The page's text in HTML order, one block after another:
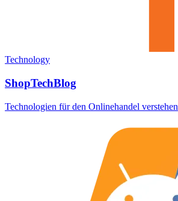
Technology
ShopTechBlog
Technologien für den Onlinehandel verstehen